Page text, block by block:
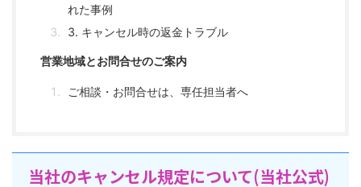
れた事例
3. キャンセル時の返金トラブル
営業地域とお問合せのご案内
ご相談・お問合せは、専任担当者へ
当社のキャンセル規定について(当社公式)